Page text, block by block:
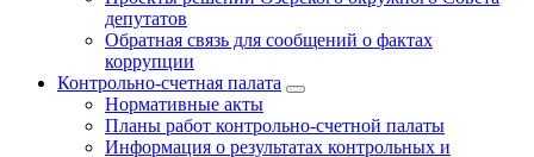
депутатов
Обратная связь для сообщений о фактах
коррупции
Контрольно-счетная палата
Нормативные акты
Планы работ контрольно-счетной палаты
Информация о результатах контрольных и